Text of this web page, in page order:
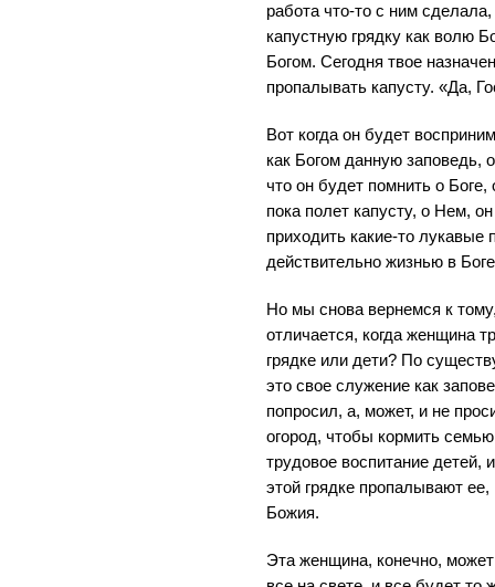
работа что-то с ним
капустную грядку как волю
Богом. Сегодня твое
пропалывать капусту. «Да,
Вот когда он будет
как Богом данную заповедь,
что он будет помнить о
пока полет капусту, о Нем,
приходить какие-то
действительно жизнью в
Но мы снова вернемся к
отличается, когда женщина
грядке или дети? По
это свое служение как
попросил, а, может, и не
огород, чтобы кормить
трудовое воспитание детей,
этой грядке пропалывают
Божия.
Эта женщина, конечно,